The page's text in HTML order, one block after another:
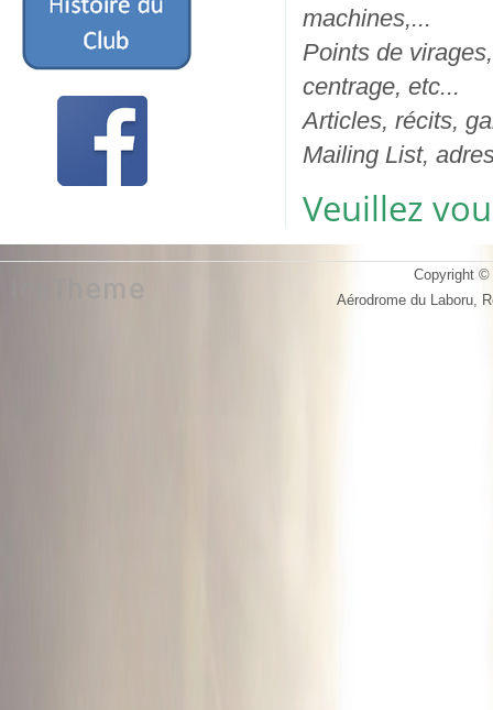
machines,...
Points de
centrage, etc...
Articles, récits,
Mailing List,
Veuillez
Copyright ©
Aérodrome du Laboru,